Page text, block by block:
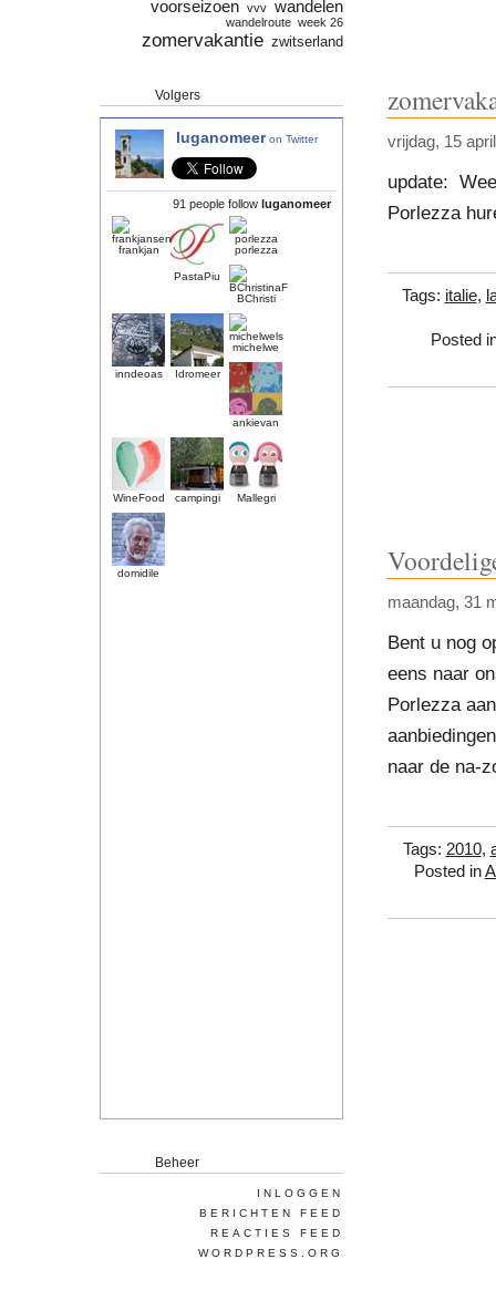
vrijdag, 15
update:
Porlezza
Tags: italie,
Posted
maandag, 31
Bent u nog
eens naar
Porlezza
naar de na-
Tags: 2010,
Posted in
voorseizoen vvv wandelen
wandelroute week 26
zomervakantie zwitserland
Volgers
luganomeeron Twitter
91 people follow luganomeer
frankjan
PastaPiu
porlezza
BChristi
inndeoas Idromeer
michelwe
ankievan
WineFood campingi Mallegri
domidile
Beheer
INLOGGEN
BERICHTEN FEED
REACTIES FEED
WORDPRESS.ORG